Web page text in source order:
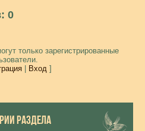
: 0
только зарегистрированные
| Вход]
РАЗДЕЛА